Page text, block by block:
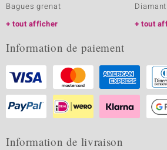
Bagues grenat
tout afficher
Diamant
tout
Information de paiement
Information de livraison